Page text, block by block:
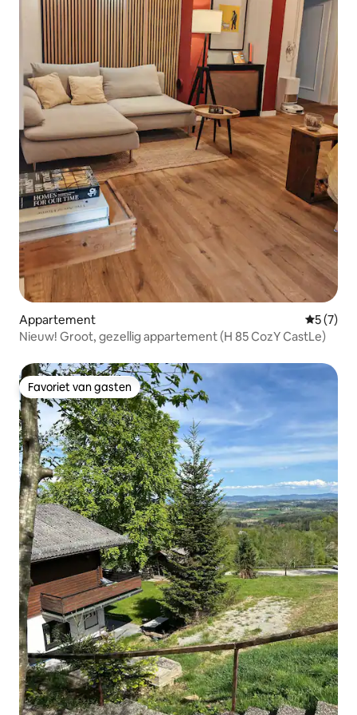
Appartement
5 (7)
Nieuw! Groot, gezellig appartement (H 85 CozY CastLe)
Favoriet van gasten
Favoriet van gasten